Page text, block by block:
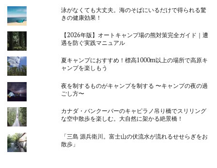
泳がなくても大丈夫。海のそばにいるだけで得られる驚
きの健康効果！
【2026年版】オートキャンプ場の熊対策完全ガイド｜遭
遇を防ぐ実践マニュアル
夏キャンプにおすすめ！標高1000m以上の場所で高原キ
ャンプを楽しもう
夜を制するものがキャンプを制する 〜キャンプの夜の過
ごし方〜
カナダ・バンクーバーのキャピラノ吊り橋でスリリング
な空中散歩を楽しむ。大自然に架かる絶景橋！
「三島 源兵衛川。富士山の伏流水が流れるせせらぎをお
散歩」